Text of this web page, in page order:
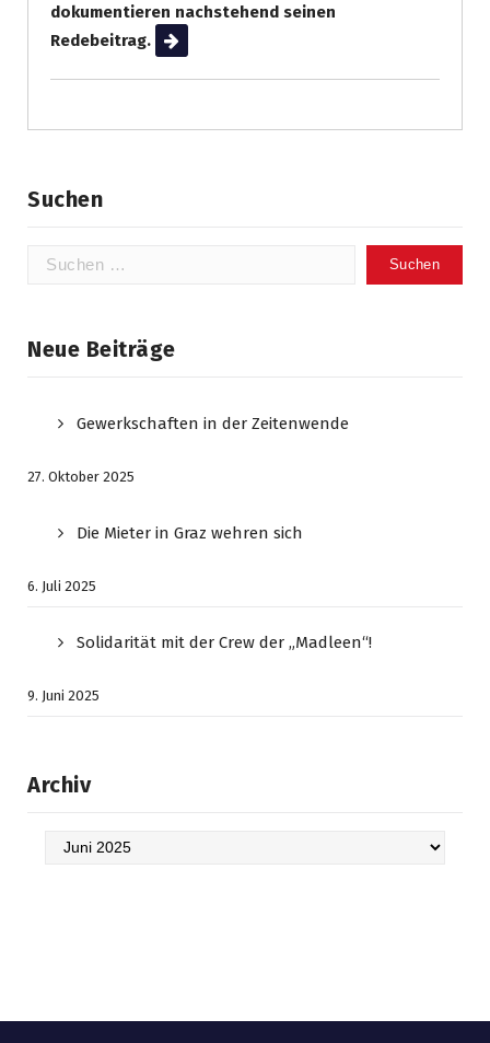
dokumentieren nachstehend seinen
Redebeitrag.
Weiterlesen
Suchen
Suchen
Neue Beiträge
Gewerkschaften in der Zeitenwende
27. Oktober 2025
Die Mieter in Graz wehren sich
6. Juli 2025
Solidarität mit der Crew der „Madleen“!
9. Juni 2025
Archiv
Archiv